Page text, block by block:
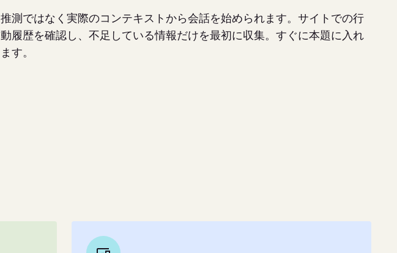
推測ではなく実際のコンテキストから会話を始められます。サイトでの行
動履歴を確認し、不足している情報だけを最初に収集。すぐに本題に入れ
ます。